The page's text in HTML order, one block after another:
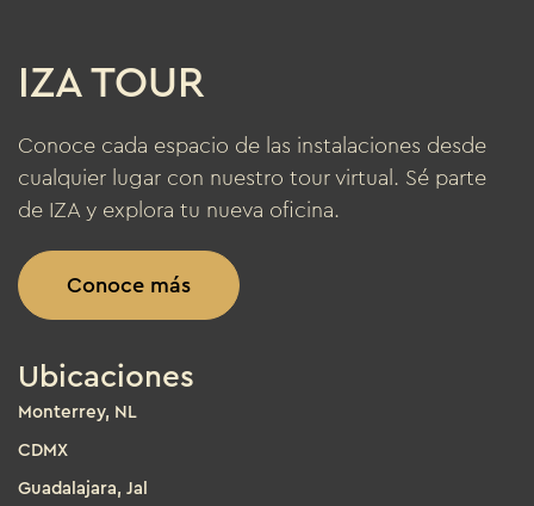
IZA TOUR
Conoce cada espacio de las instalaciones desde
cualquier lugar con nuestro tour virtual. Sé parte
de IZA y explora tu nueva oficina.
Conoce más
Ubicaciones
Monterrey, NL
CDMX
Guadalajara, Jal